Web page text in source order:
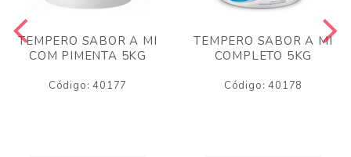
TEMPERO SABOR A MI
COM PIMENTA 5KG
Código: 40177
TEMPERO SABOR A MI
COMPLETO 5KG
Código: 40178